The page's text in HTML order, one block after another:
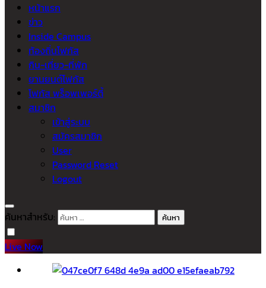
หน้าแรก
ข่าว
Inside Campus
ท้องถิ่นโฟกัส
กิน-เที่ยว-ที่พัก
ยานยนต์โฟกัส
โฟกัส พร็อพเพอร์ตี้
สมาชิก
เข้าสู่ระบบ
สมัครสมาชิก
User
Password Reset
Logout
ค้นหาสำหรับ:
Live Now